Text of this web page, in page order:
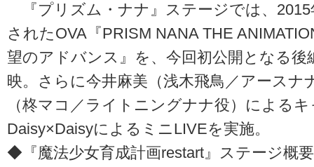
『プリズム・ナナ』ステージでは、2015
されたOVA『PRISM NANA THE
望のアドバンス』を、今回初公開となる後
映。さらに今井麻美（浅木飛鳥／アースナ
（柊マコ／ライトニングナナ役）による
Daisy×DaisyによるミニLIVEを実施。
◆『魔法少女育成計画restart』ステージ概要